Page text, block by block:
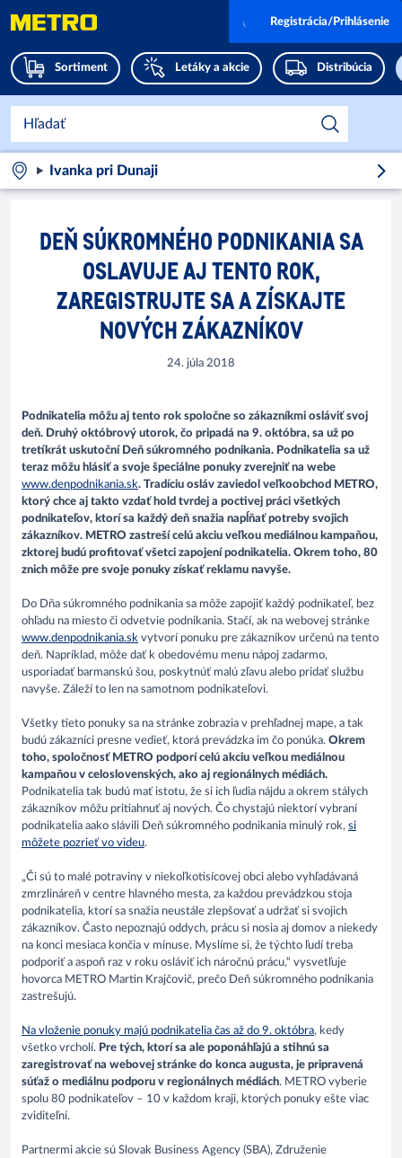
Sortiment Letáky a akcie Distribúcia
Registrácia/Prihlásenie
Ivanka pri Dunaji
DEŇ SÚKROMNÉHO PODNIKANIA SA
OSLAVUJE AJ TENTO ROK,
ZAREGISTRUJTE SA A ZÍSKAJTE
NOVÝCH ZÁKAZNÍKOV
24. júla 2018
Podnikatelia môžu aj tento rok spoločne so zákazníkmi osláviť svoj
deň. Druhý októbrový utorok, čo pripadá na 9. októbra, sa už po
tretíkrát uskutoční Deň súkromného podnikania. Podnikatelia sa už
teraz môžu hlásiť a svoje špeciálne ponuky zverejniť na webe
www.denpodnikania.sk. Tradíciu osláv zaviedol veľkoobchod METRO,
ktorý chce aj takto vzdať hold tvrdej a poctivej práci všetkých
podnikateľov, ktorí sa každý deň snažia napĺňať potreby svojich
zákazníkov. METRO zastreší celú akciu veľkou mediálnou kampaňou,
zktorej budú profitovať všetci zapojení podnikatelia. Okrem toho, 80
znich môže pre svoje ponuky získať reklamu navyše.
Do Dňa súkromného podnikania sa môže zapojiť každý podnikateľ, bez
ohľadu na miesto či odvetvie podnikania. Stačí, ak na webovej stránke
www.denpodnikania.sk vytvorí ponuku pre zákazníkov určenú na tento
deň. Napríklad, môže dať k obedovému menu nápoj zadarmo,
usporiadať barmanskú šou, poskytnúť malú zľavu alebo pridať službu
navyše. Záleží to len na samotnom podnikateľovi.
Všetky tieto ponuky sa na stránke zobrazia v prehľadnej mape, a tak
budú zákazníci presne vedieť, ktorá prevádzka im čo ponúka. Okrem
toho, spoločnosť METRO podporí celú akciu veľkou mediálnou
kampaňou v celoslovenských, ako aj regionálnych médiách.
Podnikatelia tak budú mať istotu, že si ich ľudia nájdu a okrem stálych
zákazníkov môžu pritiahnuť aj nových. Čo chystajú niektorí vybraní
podnikatelia aako slávili Deň súkromného podnikania minulý rok, si
môžete pozrieť vo videu.
„Či sú to malé potraviny v niekoľkotisícovej obci alebo vyhľadávaná
zmrzlináreň v centre hlavného mesta, za každou prevádzkou stoja
podnikatelia, ktorí sa snažia neustále zlepšovať a udržať si svojich
zákazníkov. Často nepoznajú oddych, prácu si nosia aj domov a niekedy
na konci mesiaca končia v mínuse. Myslíme si, že týchto ľudí treba
podporiť a aspoň raz v roku osláviť ich náročnú prácu,“ vysvetľuje
hovorca METRO Martin Krajčovič, prečo Deň súkromného podnikania
zastrešujú.
Na vloženie ponuky majú podnikatelia čas až do 9. októbra, kedy
všetko vrcholí. Pre tých, ktorí sa ale poponáhľajú a stihnú sa
zaregistrovať na webovej stránke do konca augusta, je pripravená
súťaž o mediálnu podporu v regionálnych médiách. METRO vyberie
spolu 80 podnikateľov – 10 v každom kraji, ktorých ponuky ešte viac
zviditeľní.
Partnermi akcie sú Slovak Business Agency (SBA), Združenie